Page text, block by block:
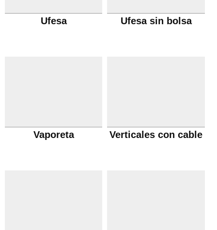
Ufesa Ufesa sin bolsa
Vaporeta Verticales con cable